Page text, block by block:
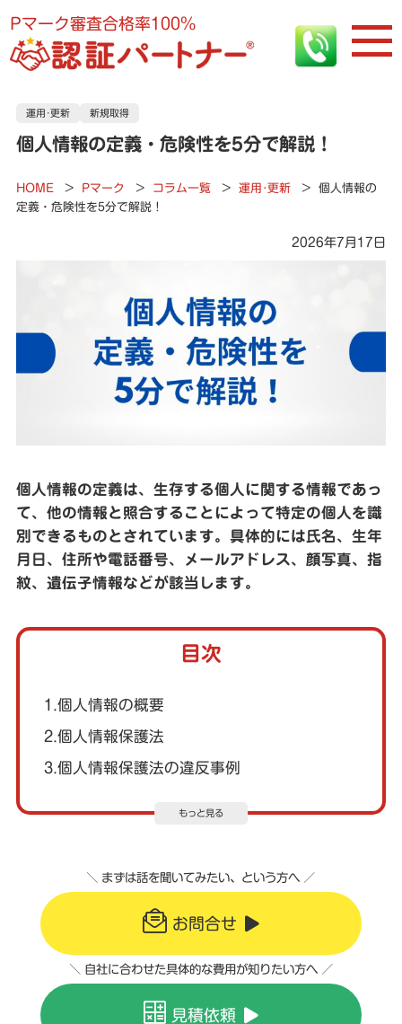
Pマーク審査合格率100%
運用･更新 新規取得
個人情報の定義・危険性を5分で解説！
HOME > Pマーク > コラム一覧 > 運用･更新 >
個人情報の
定義・危険性を5分で解説！
2026年7月17日
個人情報の定義は、生存する個人に関する情報であっ
て、他の情報と照合することによって特定の個人を識
別できるものとされています。具体的には氏名、生年
月日、住所や電話番号、メールアドレス、顔写真、指
紋、遺伝子情報などが該当します。
目次
もっと見る
1.個人情報の概要
2.個人情報保護法
3.個人情報保護法の違反事例
＼ まずは話を聞いてみたい、という方へ ／
お問合せ
＼ 自社に合わせた具体的な費用が知りたい方へ ／
見積依頼